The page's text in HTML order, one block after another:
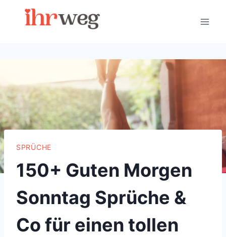
SPRÜCHE
150+ Guten Morgen
Sonntag Sprüche &
Co für einen tollen